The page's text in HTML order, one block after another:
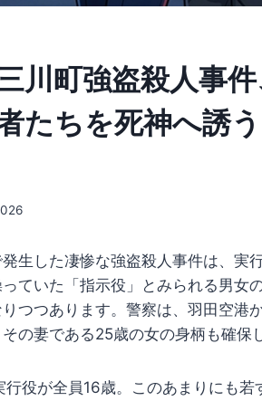
川町強盗殺人事
たちを死神へ誘
生した凄惨な強盗殺人事件は、実
ていた「指示役」とみられる男女
つつあります。警察は、羽田空港
の妻である25歳の女の身柄も確保
役が全員16歳。このあまりにも